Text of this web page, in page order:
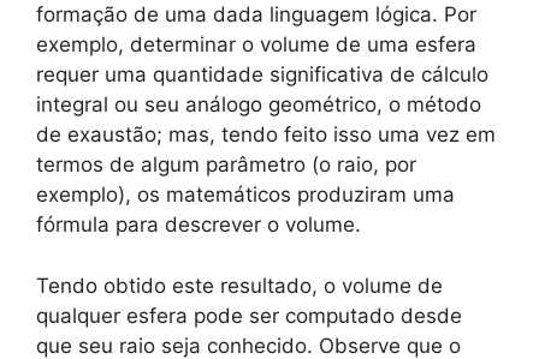
formação de uma dada linguagem lógica. Por
exemplo, determinar o volume de uma esfera
requer uma quantidade significativa de cálculo
integral ou seu análogo geométrico, o método
de exaustão; mas, tendo feito isso uma vez em
termos de algum parâmetro (o raio, por
exemplo), os matemáticos produziram uma
fórmula para descrever o volume.
Tendo obtido este resultado, o volume de
qualquer esfera pode ser computado desde
que seu raio seja conhecido. Observe que o